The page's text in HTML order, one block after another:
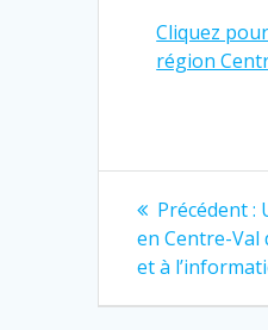
Cliquez
région
de
l’article
Précédent :
:
en Centre-Val
et à